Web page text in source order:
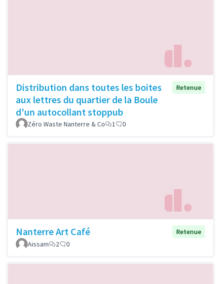
Distribution dans toutes les boites
aux lettres du quartier de la Boule
d'un autocollant stoppub
Retenue
Zéro Waste Nanterre & Co 1 0
Nanterre Art Café
Retenue
Aissam
2 0